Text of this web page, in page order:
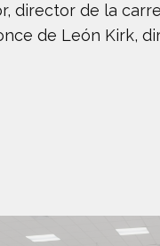
director de la
de León Kirk,